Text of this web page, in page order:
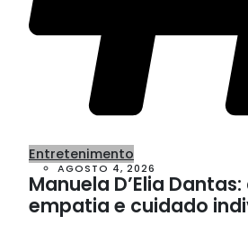
Entretenimento
AGOSTO 4, 2026
Manuela D’Elia
empatia e cuidado